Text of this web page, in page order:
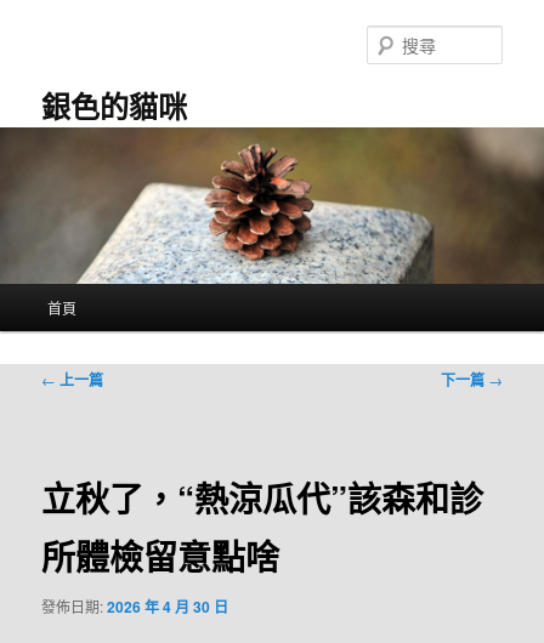
銀色的貓咪
尋
首頁
文
← 上一篇 下一篇 →
立秋了，“熱涼瓜代”該森和診
所體檢留意點啥
發佈日期:2026 年 4 月 30 日